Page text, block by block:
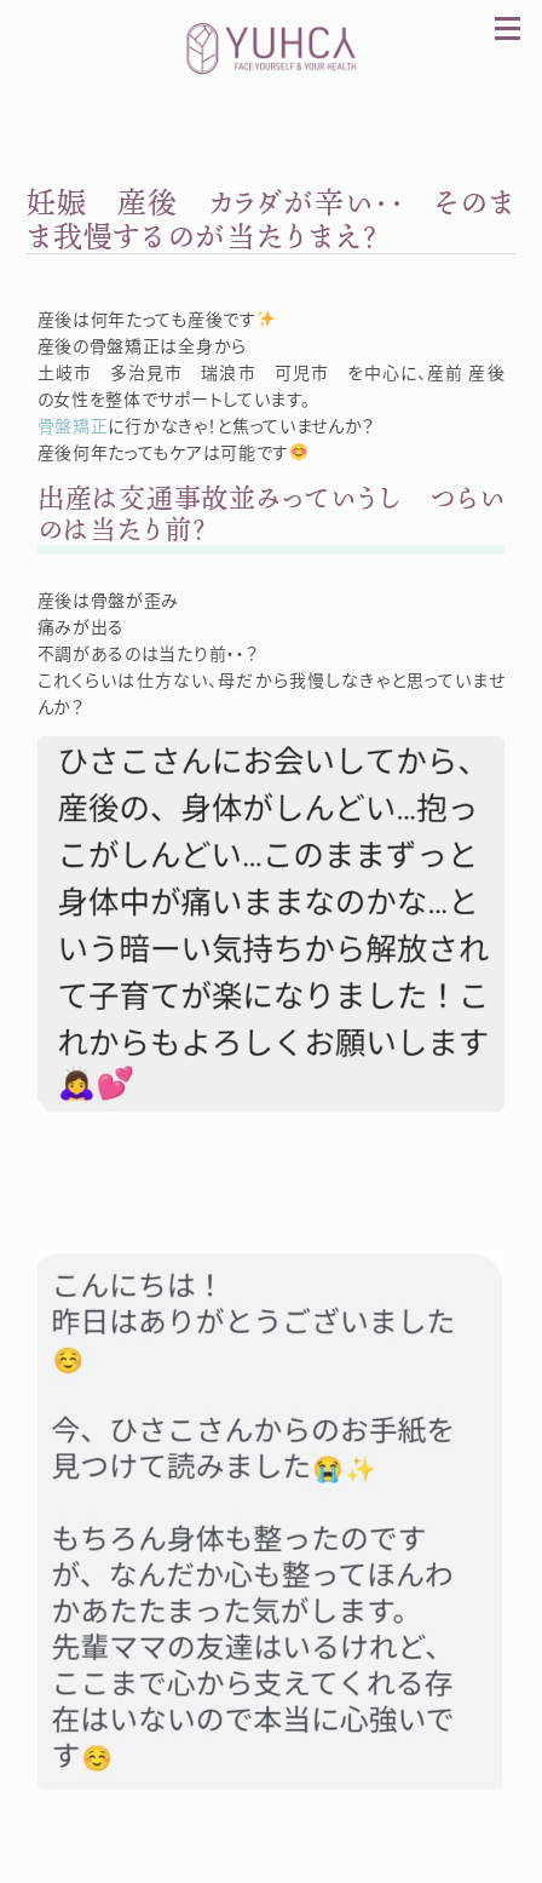
カラダを整え、習慣を変えて、心を前向きに。産
前産後訪問整体 YUHCA（ユウカ）
妊娠 産後 カラダが辛い・・ そのま
ま我慢するのが当たりまえ？
産後は何年たっても産後です
産後の骨盤矯正は全身から
土岐市 多治見市 瑞浪市 可児市 を中心に、産前 産後
の女性を整体でサポートしています。
骨盤矯正に行かなきゃ！と焦っていませんか？
産後何年たってもケアは可能です
出産は交通事故並みっていうし つらい
のは当たり前？
産後は骨盤が歪み
痛みが出る
不調があるのは当たり前・・？
これくらいは仕方ない、母だから我慢しなきゃと思っていませ
んか？